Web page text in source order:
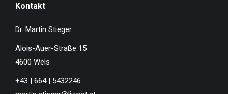
Kontakt
Dr. Martin Stieger
Alois-Auer-Straße 15
4600 Wels
+43 | 664 | 5432246